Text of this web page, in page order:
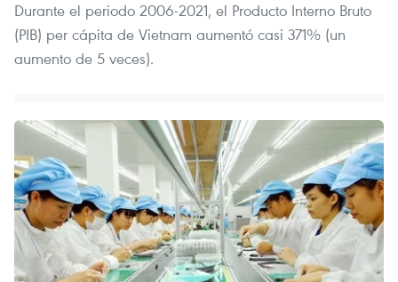
Durante el periodo 2006-2021, el Producto Interno Bruto
(PIB) per cápita de Vietnam aumentó casi 371% (un
aumento de 5 veces).